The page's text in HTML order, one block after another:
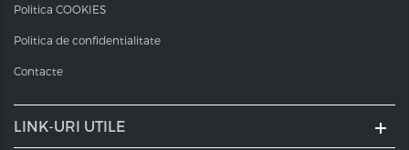
Politica COOKIES
Politica de confidentialitate
Contacte
LINK-URI UTILE